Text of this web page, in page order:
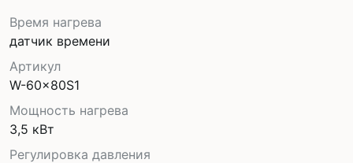
Время нагрева
датчик времени
Артикул
W-60x80S1
Мощность нагрева
3,5 кВт
Регулировка давления